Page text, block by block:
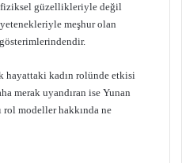
fiziksel güzellikleriyle değil
meşhur olan
hayattaki kadın rolünde etkisi
merak uyandıran ise Yunan
rol modeller hakkında ne